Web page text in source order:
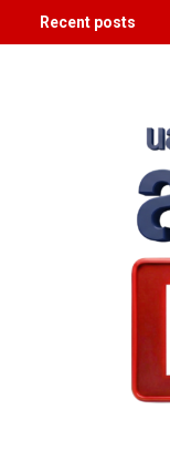
Recent posts